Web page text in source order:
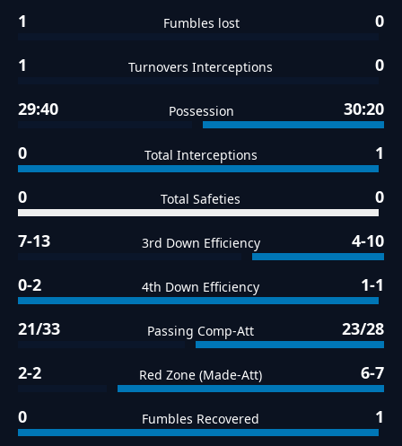
1 Fumbles lost 0
1 Turnovers Interceptions 0
29:40 Possession 30:20
0 Total Interceptions 1
0 Total Safeties 0
7-13 3rd Down Efficiency 4-10
0-2 4th Down Efficiency 1-1
21/33 Passing Comp-Att 23/28
2-2 Red Zone (Made-Att) 6-7
0 Fumbles Recovered 1